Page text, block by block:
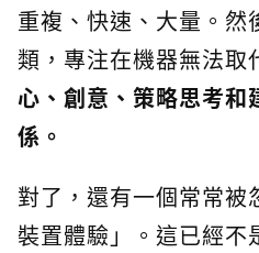
重複、快速、大量。然
類，專注在機器無法取
心、創意、策略思考和
係。
對了，還有一個常常被
裝置體驗」。這已經不